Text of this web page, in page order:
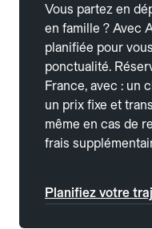
Vous partez en
en famille ? Avec
planifiée pour
ponctualité.
France, avec : un
un prix fixe et
même en cas de
frais
Planifiez votre